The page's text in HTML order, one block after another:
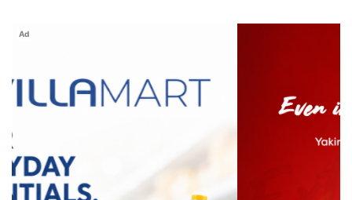
Ad